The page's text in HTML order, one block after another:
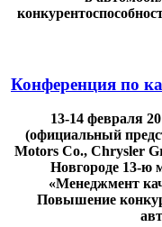
Конференция по
13-14 февраля
(официальный
Motors Co., Chrysler
Новгороде 13-ю
«Менеджмент
Повышение